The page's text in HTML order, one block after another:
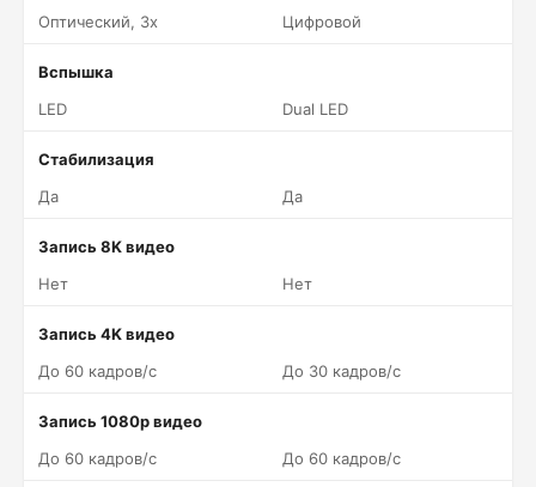
Оптический, 3x
Цифровой
Вспышка
LED
Dual LED
Стабилизация
Да
Да
Запись 8K видео
Нет
Нет
Запись 4K видео
До 60 кадров/c
До 30 кадров/c
Запись 1080p видео
До 60 кадров/c
До 60 кадров/c